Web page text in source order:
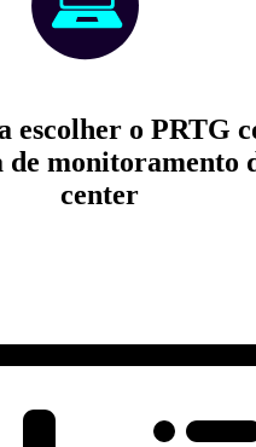
escolher o PRTG
monitoramento
center